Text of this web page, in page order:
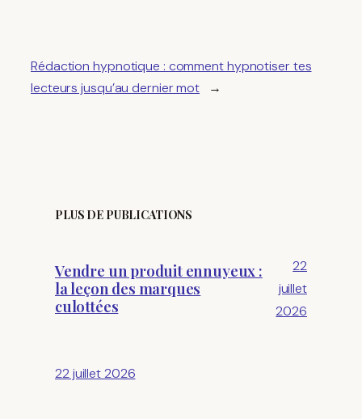
Rédaction hypnotique : comment hypnotiser tes
lecteurs jusqu’au dernier mot
→
PLUS DE PUBLICATIONS
Vendre un produit ennuyeux :
la leçon des marques
culottées
22
juillet
2026
22 juillet 2026